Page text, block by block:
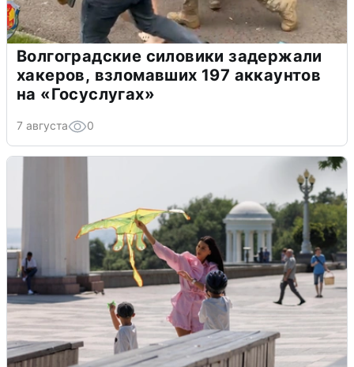
Волгоградские силовики задержали
хакеров, взломавших 197 аккаунтов
на «Госуслугах»
7 августа 0